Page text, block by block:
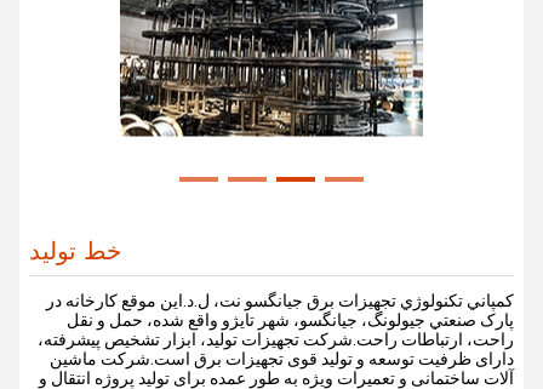
خط تولید
کمپاني تکنولوژي تجهیزات برق جيانگسو نت، ل.د.اين موقع کارخانه در
پارک صنعتي جيولونگ، جيانگسو، شهر تايژو واقع شده، حمل و نقل
راحت، ارتباطات راحت.شرکت تجهیزات تولید، ابزار تشخیص پیشرفته،
دارای ظرفیت توسعه و تولید قوی تجهیزات برق است.شرکت ماشین
آلات ساختمانی و تعمیرات ویژه به طور عمده برای تولید پروژه انتقال و